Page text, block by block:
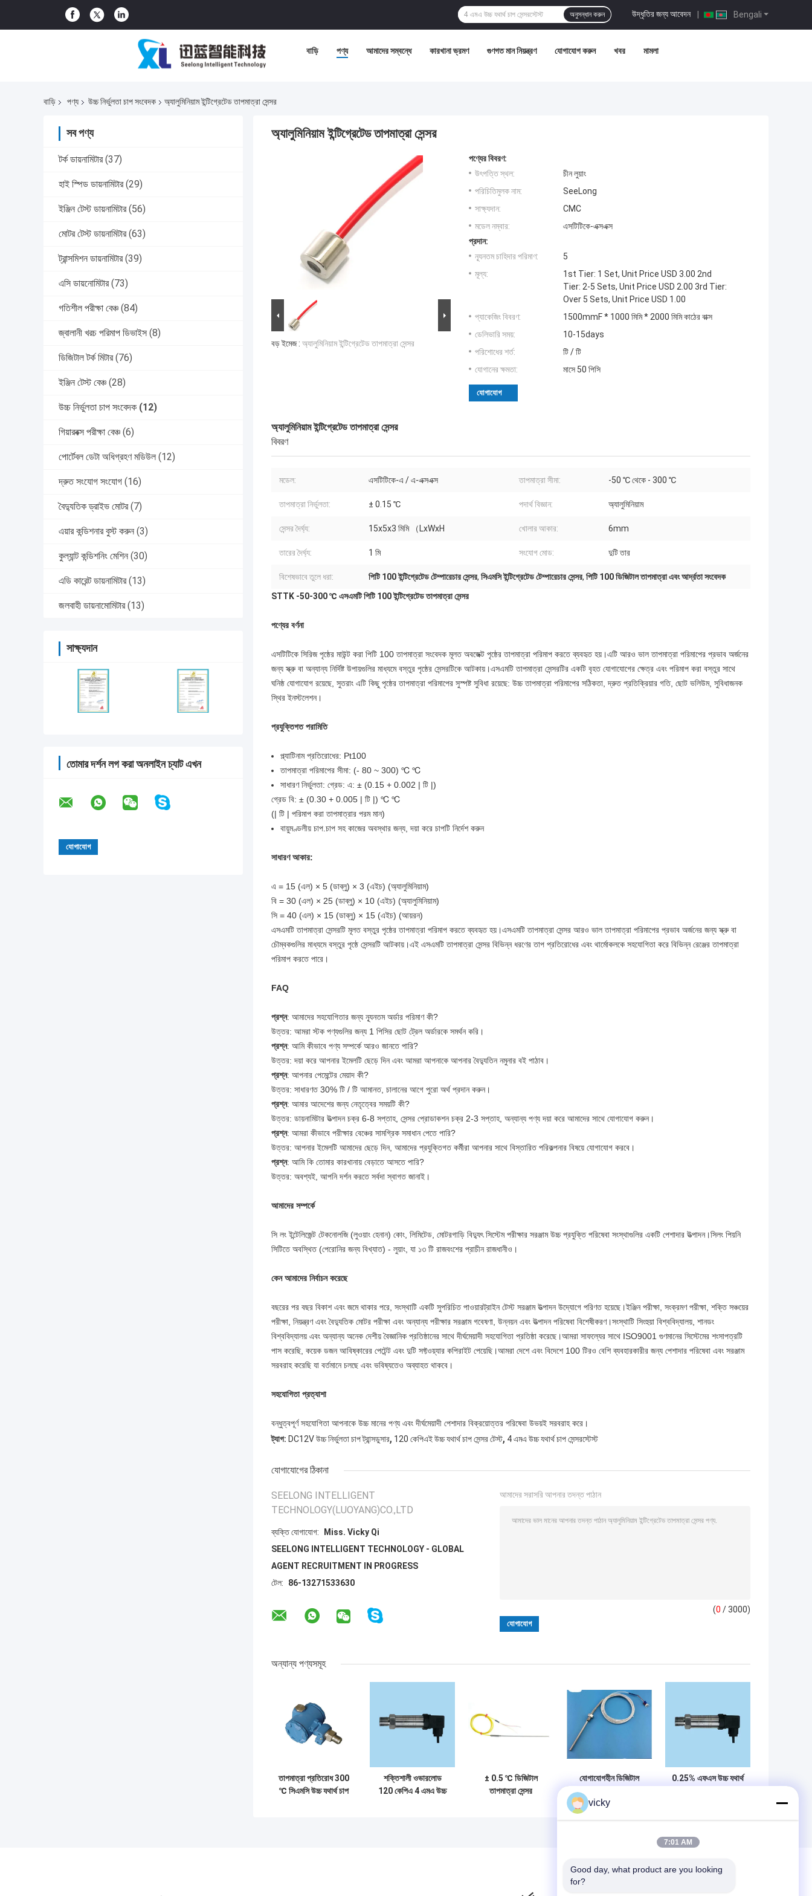
Bengali
উদ্ধৃতির জন্য আবেদন |
অনুসন্ধান করুন
বাড়ি পণ্য আমাদের সম্বন্ধে কারখানা ভ্রমণ গুণগত মান নিয়ন্ত্রণ যোগাযোগ করুন খবর মামলা
বাড়ি পণ্য উচ্চ নির্ভুলতা চাপ সংবেদক অ্যালুমিনিয়াম ইন্টিগ্রেটেড তাপমাত্রা সেন্সর
সব পণ্য
টর্ক ডায়নামিটার (37)
হাই স্পিড ডায়নামিটার (29)
ইঞ্জিন টেস্ট ডায়নামিটার (56)
মোটর টেস্ট ডায়নামিটার (63)
ট্রান্সমিশন ডায়নামিটার (39)
এসি ডায়নোমিটার (73)
গতিশীল পরীক্ষা বেঞ্চ (84)
জ্বালানী খরচ পরিমাপ ডিভাইস (8)
ডিজিটাল টর্ক মিটার (76)
ইঞ্জিন টেস্ট বেঞ্চ (28)
উচ্চ নির্ভুলতা চাপ সংবেদক (12)
গিয়ারবক্স পরীক্ষা বেঞ্চ (6)
পোর্টেবল ডেটা অধিগ্রহণ মডিউল (12)
দ্রুত সংযোগ সংযোগ (16)
বৈদ্যুতিক ড্রাইভ মোটর (7)
এয়ার কন্ডিশনার বুস্ট করুন (3)
কুল্যান্ট কন্ডিশনিং মেশিন (30)
এডি কারেন্ট ডায়নামিটার (13)
জলবাহী ডায়নামোমিটার (13)
সাক্ষ্যদান
তোমার দর্শন লগ করা অনলাইন চ্যাট এখন
অ্যালুমিনিয়াম ইন্টিগ্রেটেড তাপমাত্রা সেন্সর
বড় ইমেজ : অ্যালুমিনিয়াম ইন্টিগ্রেটেড তাপমাত্রা সেন্সর
পণ্যের বিবরণ:
উৎপত্তি স্থল:
চীন লুয়াং
পরিচিতিমুলক নাম:
SeeLong
সাক্ষ্যদান:
CMC
মডেল নম্বার:
এসটিটিকে-এক্সএক্স
প্রদান:
ন্যূনতম চাহিদার পরিমাণ:
5
মূল্য:
1st Tier: 1 Set, Unit Price USD 3.00 2nd
Tier: 2-5 Sets, Unit Price USD 2.00 3rd Tier:
Over 5 Sets, Unit Price USD 1.00
প্যাকেজিং বিবরণ:
1500mmF * 1000 মিমি * 2000 মিমি কাঠের বাক্স
ডেলিভারি সময়:
10-15days
পরিশোধের শর্ত:
টি / টি
যোগানের ক্ষমতা:
মাসে 50 পিসি
যোগাযোগ
অ্যালুমিনিয়াম ইন্টিগ্রেটেড তাপমাত্রা সেন্সর
বিবরণ
মডেল: এসটিটিকে-এ / এ-এক্সএক্স তাপমাত্রা সীমা: -50 ℃ থেকে - 300 ℃
তাপমাত্রা নির্ভুলতা: ± 0.15 ℃ পদার্থ বিজ্ঞান: অ্যালুমিনিয়াম
সেন্সর দৈর্ঘ্য: 15x5x3 মিমি （LxWxH খোলার আকার: 6mm
তারের দৈর্ঘ্য: 1 মি সংযোগ মোড: দুটি তার
বিশেষভাবে তুলে ধরা: পিটি 100 ইন্টিগ্রেটেড টেম্পারেচার সেন্সর, সিএমসি ইন্টিগ্রেটেড টেম্পারেচার সেন্সর, পিটি 100 ডিজিটাল তাপমাত্রা এবং আর্দ্রতা সংবেদক
STTK -50-300 ℃ এসএমটি পিটি 100 ইন্টিগ্রেটেড তাপমাত্রা সেন্সর
পণ্যের বর্ণনা
এসটিটিকে সিরিজ পৃষ্ঠের মাউন্ট করা পিটি 100 তাপমাত্রা সংবেদক মূলত অবজেক্ট পৃষ্ঠের তাপমাত্রা পরিমাপ করতে ব্যবহৃত হয়।এটি আরও ভাল তাপমাত্রা পরিমাপের প্রভাব অর্জনের
জন্য স্ক্রু বা অন্যান্য নির্দিষ্ট উপায়গুলির মাধ্যমে বস্তুর পৃষ্ঠের সেন্সরটিকে আটকায়।এসএমটি তাপমাত্রা সেন্সরটির একটি বৃহত যোগাযোগের ক্ষেত্র এবং পরিমাপ করা বস্তুর সাথে
ঘনিষ্ঠ যোগাযোগ রয়েছে, সুতরাং এটি কিছু পৃষ্ঠের তাপমাত্রা পরিমাপের সুস্পষ্ট সুবিধা রয়েছে: উচ্চ তাপমাত্রা পরিমাপের সঠিকতা, দ্রুত প্রতিক্রিয়ার গতি, ছোট ভলিউম, সুবিধাজনক
স্থির ইনস্টলেশন।
প্রযুক্তিগত পরামিতি
প্ল্যাটিনাম প্রতিরোধের: Pt100
তাপমাত্রা পরিমাপের সীমা: (- 80 ~ 300) ℃ ℃
সাধারণ নির্ভুলতা: গ্রেড: এ: ± (0.15 + 0.002 | টি |)
গ্রেড বি: ± (0.30 + 0.005 | টি |) ℃ ℃
(| টি | পরিমাপ করা তাপমাত্রার পরম মান)
বায়ুমণ্ডলীয় চাপ.চাপ সহ কাজের অবস্থার জন্য, দয়া করে চাপটি নির্দেশ করুন
সাধারণ আকার:
এ = 15 (এল) × 5 (ডাব্লু) × 3 (এইচ) (অ্যালুমিনিয়াম)
বি = 30 (এল) × 25 (ডাব্লু) × 10 (এইচ) (অ্যালুমিনিয়াম)
সি = 40 (এল) × 15 (ডাব্লু) × 15 (এইচ) (আয়রন)
এসএমটি তাপমাত্রা সেন্সরটি মূলত বস্তুর পৃষ্ঠের তাপমাত্রা পরিমাপ করতে ব্যবহৃত হয়।এসএমটি তাপমাত্রা সেন্সর আরও ভাল তাপমাত্রা পরিমাপের প্রভাব অর্জনের জন্য স্ক্রু বা
চৌম্বকগুলির মাধ্যমে বস্তুর পৃষ্ঠে সেন্সরটি আটকায়।এই এসএমটি তাপমাত্রা সেন্সর বিভিন্ন ধরণের তাপ প্রতিরোধের এবং থার্মোকলকে সহযোগিতা করে বিভিন্ন রেঞ্জের তাপমাত্রা
পরিমাপ করতে পারে।
FAQ
প্রশ্ন: আমাদের সহযোগিতার জন্য ন্যূনতম অর্ডার পরিমাণ কী?
উত্তর: আমরা স্টক পণ্যগুলির জন্য 1 পিসির ছোট ট্রেল অর্ডারকে সমর্থন করি।
প্রশ্ন: আমি কীভাবে পণ্য সম্পর্কে আরও জানতে পারি?
উত্তর: দয়া করে আপনার ইমেলটি ছেড়ে দিন এবং আমরা আপনাকে আপনার বৈদ্যুতিন নমুনার বই পাঠাব।
প্রশ্ন: আপনার পেমেন্টের মেয়াদ কী?
উত্তর: সাধারণত 30% টি / টি আমানত, চালানের আগে পুরো অর্থ প্রদান করুন।
প্রশ্ন: আমার আদেশের জন্য নেতৃত্বের সময়টি কী?
উত্তর: ডায়নামিটার উত্পাদন চক্র 6-8 সপ্তাহ, সেন্সর প্রোডাকশন চক্র 2-3 সপ্তাহ, অন্যান্য পণ্য দয়া করে আমাদের সাথে যোগাযোগ করুন।
প্রশ্ন: আমরা কীভাবে পরীক্ষার বেঞ্চের সামগ্রিক সমাধান পেতে পারি?
উত্তর: আপনার ইমেলটি আমাদের ছেড়ে দিন, আমাদের প্রযুক্তিগত কর্মীরা আপনার সাথে বিস্তারিত পরিকল্পনার বিষয়ে যোগাযোগ করবে।
প্রশ্ন: আমি কি তোমার কারখানায় বেড়াতে আসতে পারি?
উত্তর: অবশ্যই, আপনি দর্শন করতে সর্বদা স্বাগত জানাই।
আমাদের সম্পর্কে
সি লং ইন্টেলিজেন্ট টেকনোলজি (লুওয়াং হেনান) কোং, লিমিটেড, মোটরগাড়ি বিদ্যুৎ সিস্টেম পরীক্ষার সরঞ্জাম উচ্চ প্রযুক্তি পরিষেবা সংস্থাগুলির একটি পেশাদার উত্পাদন।সিলং পিয়নি
সিটিতে অবস্থিত (পেরোনির জন্য বিখ্যাত) - লুয়াং, যা ১৩ টি রাজবংশের প্রাচীন রাজধানীও।
কেন আমাদের নির্বাচন করেছে
বছরের পর বছর বিকাশ এবং জমে থাকার পরে, সংস্থাটি একটি সুপরিচিত পাওয়ারট্রাইন টেস্ট সরঞ্জাম উত্পাদন উদ্যোগে পরিণত হয়েছে।ইঞ্জিন পরীক্ষা, সংক্রমণ পরীক্ষা, শক্তি সঞ্চয়ের
পরীক্ষা, নিয়ন্ত্রণ এবং বৈদ্যুতিক মোটর পরীক্ষা এবং অন্যান্য পরীক্ষার সরঞ্জাম গবেষণা, উন্নয়ন এবং উত্পাদন পরিষেবা বিশেষীকরণ।সংস্থাটি সিংহুয়া বিশ্ববিদ্যালয়, শানডং
বিশ্ববিদ্যালয় এবং অন্যান্য অনেক দেশীয় বৈজ্ঞানিক প্রতিষ্ঠানের সাথে দীর্ঘমেয়াদী সহযোগিতা প্রতিষ্ঠা করেছে।আমরা সাফল্যের সাথে ISO9001 গুণমানের সিস্টেমের শংসাপত্রটি
পাস করেছি, কয়েক ডজন আবিষ্কারের পেটেন্ট এবং দুটি সফ্টওয়্যার কপিরাইট পেয়েছি।আমরা দেশে এবং বিদেশে 100 টিরও বেশি ব্যবহারকারীর জন্য পেশাদার পরিষেবা এবং সরঞ্জাম
সরবরাহ করেছি যা বর্তমানে চলছে এবং ভবিষ্যতেও অব্যাহত থাকবে।
সহযোগিতা প্রত্যাশা
বন্ধুত্বপূর্ণ সহযোগিতা আপনাকে উচ্চ মানের পণ্য এবং দীর্ঘমেয়াদী পেশাদার বিক্রয়োত্তর পরিষেবা উভয়ই সরবরাহ করে।
ট্যাগ: DC12V উচ্চ নির্ভুলতা চাপ ট্রান্সডুসার, 120 কেপিএই উচ্চ যথার্থ চাপ সেন্সর টেস্ট, 4 এমএ উচ্চ যথার্থ চাপ সেন্সরস্টেস্ট
যোগাযোগের ঠিকানা
SEELONG INTELLIGENT
TECHNOLOGY(LUOYANG)CO.,LTD
ব্যক্তি যোগাযোগ:
Miss. Vicky Qi
SEELONG INTELLIGENT TECHNOLOGY - GLOBAL
AGENT RECRUITMENT IN PROGRESS
টেল:
86-13271533630
আমাদের সরাসরি আপনার তদন্ত পাঠান
(0 / 3000)
অন্যান্য পণ্যসমূহ
তাপমাত্রা প্রতিরোধ 300
℃ সিএমসি উচ্চ যথার্থ চাপ
শক্তিশালী ওভারলোড
120 কেপিএ 4 এমএ উচ্চ
± 0.5 ℃ ডিজিটাল
তাপমাত্রা সেন্সর
যোগাযোগহীন ডিজিটাল
0.25% এফএস উচ্চ যথার্থ
vicky
7:01 AM
Good day, what product are you looking
for?